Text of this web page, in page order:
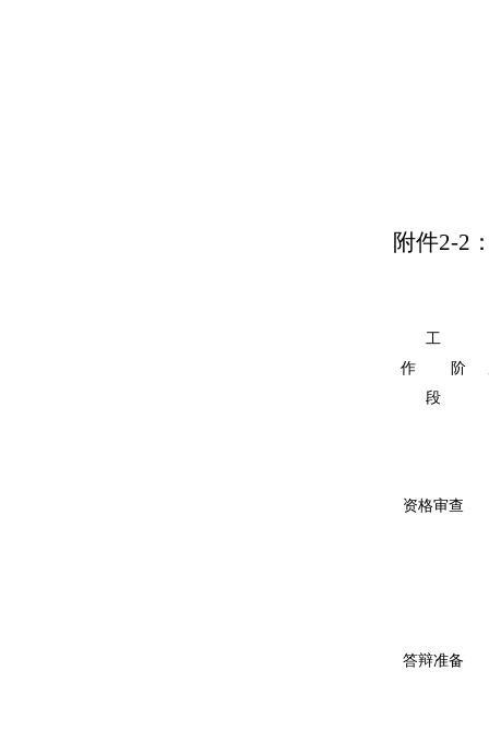
附件2-2
工
作
阶
段
资格审查
答辩准备